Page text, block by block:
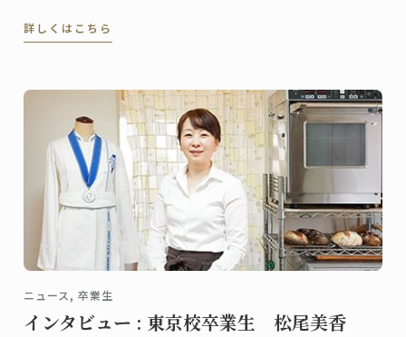
ターコンチネンタルホテル東京にある同レストランに
詳しくはこちら
ニュース, 卒業生
インタビュー : 東京校卒業生 松尾美香